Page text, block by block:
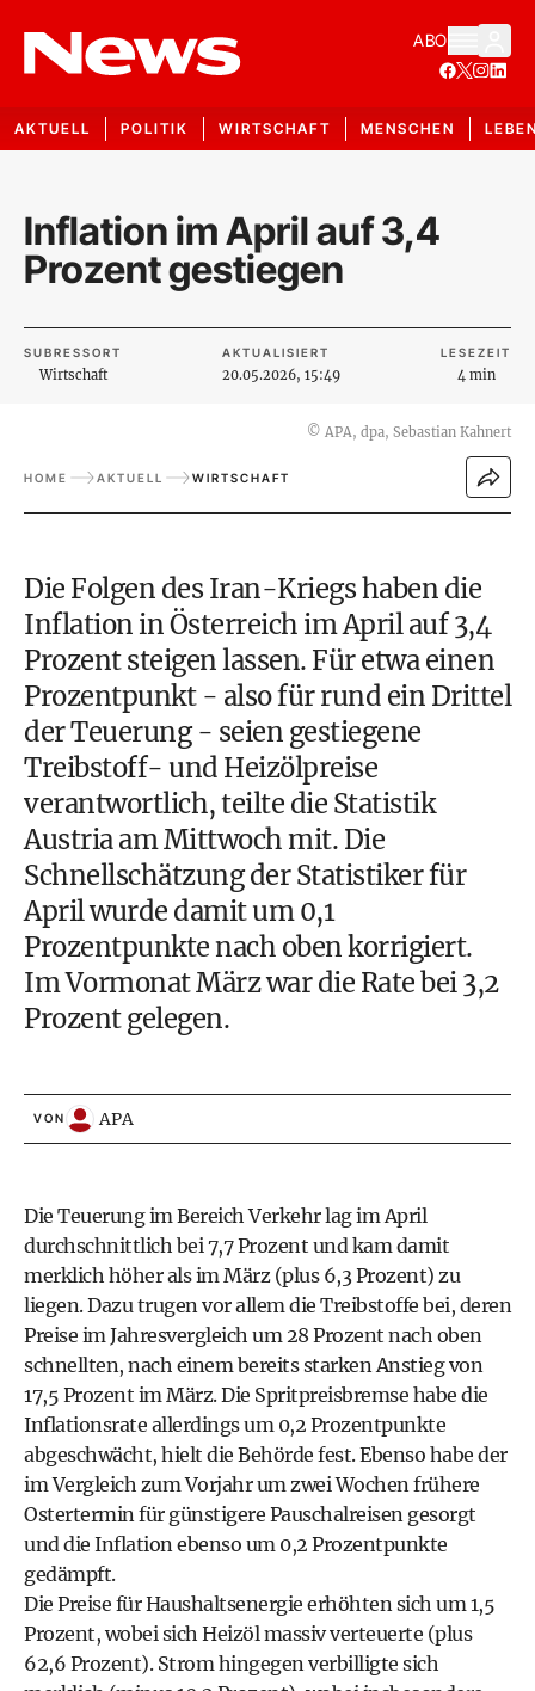
ABO
AKTUELL POLITIK WIRTSCHAFT MENSCHEN
Inflation im April auf 3,4
Prozent gestiegen
SUBRESSORT
Wirtschaft
AKTUALISIERT
20.05.2026, 15:49
LESEZEIT
4 min
© APA, dpa, Sebastian Kahnert
HOME AKTUELL WIRTSCHAFT
Die Folgen des Iran-Kriegs haben die
Inflation in Österreich im April auf 3,4
Prozent steigen lassen. Für etwa einen
Prozentpunkt - also für rund ein Drittel
der Teuerung - seien gestiegene
Treibstoff- und Heizölpreise
verantwortlich, teilte die Statistik
Austria am Mittwoch mit. Die
Schnellschätzung der Statistiker für
April wurde damit um 0,1
Prozentpunkte nach oben korrigiert.
Im Vormonat März war die Rate bei 3,2
Prozent gelegen.
VON APA
Die Teuerung im Bereich Verkehr lag im April
durchschnittlich bei 7,7 Prozent und kam damit
merklich höher als im März (plus 6,3 Prozent) zu
liegen. Dazu trugen vor allem die Treibstoffe bei, deren
Preise im Jahresvergleich um 28 Prozent nach oben
schnellten, nach einem bereits starken Anstieg von
17,5 Prozent im März. Die Spritpreisbremse habe die
Inflationsrate allerdings um 0,2 Prozentpunkte
abgeschwächt, hielt die Behörde fest. Ebenso habe der
im Vergleich zum Vorjahr um zwei Wochen frühere
Ostertermin für günstigere Pauschalreisen gesorgt
und die Inflation ebenso um 0,2 Prozentpunkte
gedämpft.
Die Preise für Haushaltsenergie erhöhten sich um 1,5
Prozent, wobei sich Heizöl massiv verteuerte (plus
62,6 Prozent). Strom hingegen verbilligte sich